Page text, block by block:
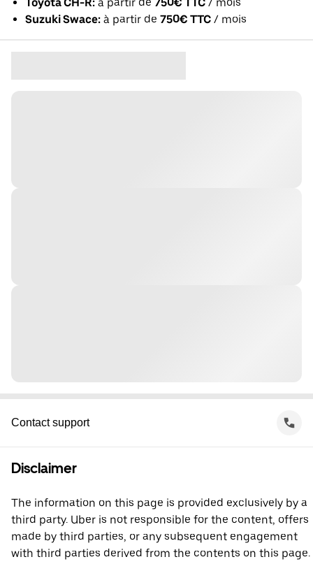
Suzuki Swace: à partir de 750€ TTC / mois
Contact support
Disclaimer
The information on this page is provided exclusively by a
third party. Uber is not responsible for the content, offers
made by third parties, or any subsequent engagement
with third parties derived from the contents on this page.